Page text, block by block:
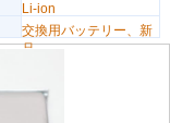
Li-ion
交換用バッテリー、新
品